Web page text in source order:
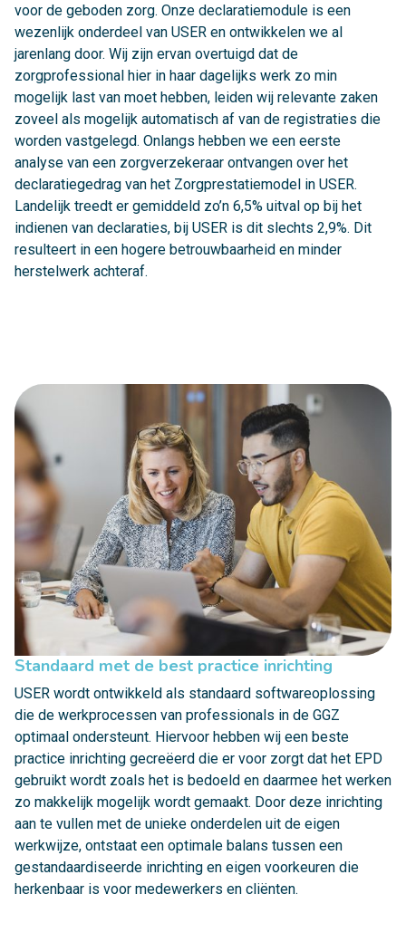
voor de geboden zorg. Onze declaratiemodule is een
wezenlijk onderdeel van USER en ontwikkelen we al
jarenlang door. Wij zijn ervan overtuigd dat de
zorgprofessional hier in haar dagelijks werk zo min
mogelijk last van moet hebben, leiden wij relevante zaken
zoveel als mogelijk automatisch af van de registraties die
worden vastgelegd. Onlangs hebben we een eerste
analyse van een zorgverzekeraar ontvangen over het
declaratiegedrag van het Zorgprestatiemodel in USER.
Landelijk treedt er gemiddeld zo’n 6,5% uitval op bij het
indienen van declaraties, bij USER is dit slechts 2,9%. Dit
resulteert in een hogere betrouwbaarheid en minder
herstelwerk achteraf.
Standaard met de best practice inrichting
USER wordt ontwikkeld als standaard softwareoplossing
die de werkprocessen van professionals in de GGZ
optimaal ondersteunt. Hiervoor hebben wij een beste
practice inrichting gecreëerd die er voor zorgt dat het EPD
gebruikt wordt zoals het is bedoeld en daarmee het werken
zo makkelijk mogelijk wordt gemaakt. Door deze inrichting
aan te vullen met de unieke onderdelen uit de eigen
werkwijze, ontstaat een optimale balans tussen een
gestandaardiseerde inrichting en eigen voorkeuren die
herkenbaar is voor medewerkers en cliënten.